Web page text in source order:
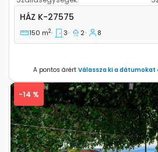
Háromszobás ház Orebic
HÁZ K-27575
150 m2 3 2 8
A pontos árért Válassza ki a dátumokat
-14 %